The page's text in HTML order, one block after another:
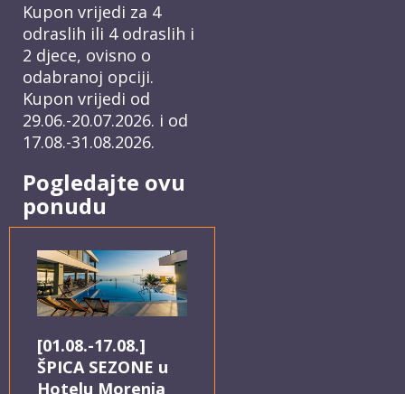
Kupon vrijedi za 4
odraslih ili 4 odraslih i
2 djece, ovisno o
odabranoj opciji.
Kupon vrijedi od
29.06.-20.07.2026. i od
17.08.-31.08.2026.
Pogledajte ovu
ponudu
[01.08.-17.08.]
ŠPICA SEZONE u
Hotelu Morenia